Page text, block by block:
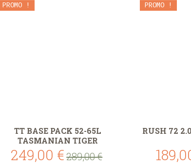
PROMO !
TT BASE PACK 52-65L
TASMANIAN TIGER
249,00 € 289,00 €
PROMO !
RUSH 72